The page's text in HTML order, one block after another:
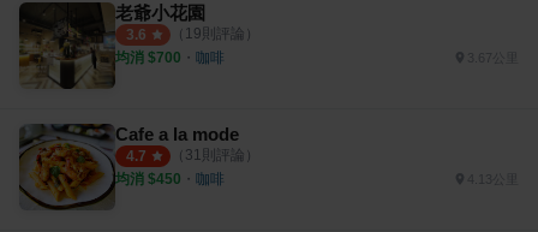
老爺小花園
3.6 （ 19則評論）
均消 $700 ・ 咖啡
Cafe a la mode
4.7 （ 31 則評論）
均消 $450 ・ 咖啡 4.13公里